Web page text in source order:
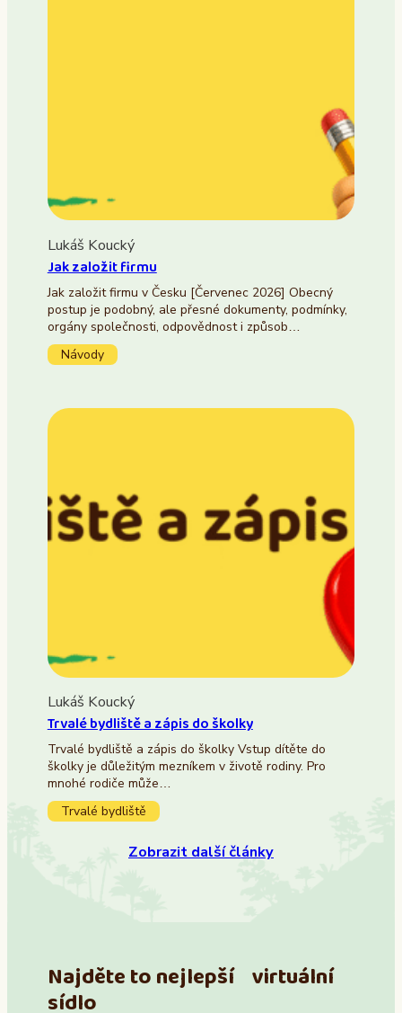
Lukáš Koucký
Jak založit firmu
Jak založit firmu v Česku [Červenec 2026] Obecný
postup je podobný, ale přesné dokumenty, podmínky,
orgány společnosti, odpovědnost i způsob…
Návody
Lukáš Koucký
Trvalé bydliště a zápis do školky
Trvalé bydliště a zápis do školky Vstup dítěte do
školky je důležitým mezníkem v životě rodiny. Pro
mnohé rodiče může…
Trvalé bydliště
Zobrazit další články
Najděte to nejlepší virtuální
sídlo